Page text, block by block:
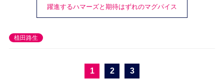
躍進するハマーズと期待はずれのマグパイス
植田路生
1 2 3